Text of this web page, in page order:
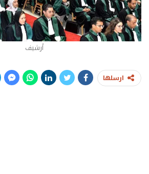
أرشيف
ارسلها